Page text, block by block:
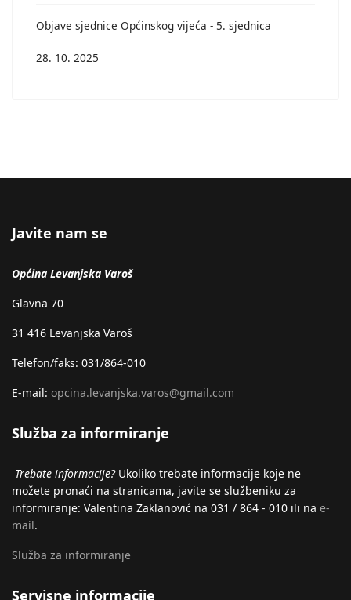
Objave sjednice Općinskog vijeća - 5. sjednica
28. 10. 2025
Javite nam se
Općina Levanjska Varoš
Glavna 70
31 416 Levanjska Varoš
Telefon/faks: 031/864-010
E-mail: opcina.levanjska.varos@gmail.com
Služba za informiranje
Trebate informacije?Ukoliko trebate informacije koje ne
možete pronaći na stranicama, javite se službeniku za
informiranje: Valentina Zaklanović na 031 / 864 - 010 ili na e-
mail.
Služba za informiranje
Servisne informacije